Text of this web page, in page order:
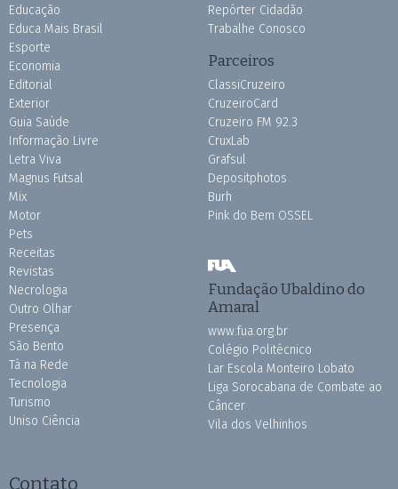
Educação
Educa Mais Brasil
Esporte
Economia
Editorial
Exterior
Guia Saúde
Informação Livre
Letra Viva
Magnus Futsal
Mix
Motor
Pets
Receitas
Revistas
Necrologia
Outro Olhar
Presença
São Bento
Tá na Rede
Tecnologia
Turismo
Uniso Ciência
Repórter Cidadão
Trabalhe Conosco
Parceiros
ClassiCruzeiro
CruzeiroCard
Cruzeiro FM 92.3
CruxLab
Grafsul
Depositphotos
Burh
Pink do Bem OSSEL
Fundação Ubaldino do
Amaral
www.fua.org.br
Colégio Politécnico
Lar Escola Monteiro Lobato
Liga Sorocabana de Combate ao
Câncer
Vila dos Velhinhos
Contato